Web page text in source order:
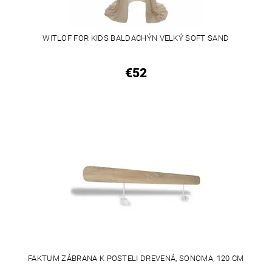
WITLOF FOR KIDS BALDACHÝN VELKÝ SOFT SAND
€52
FAKTUM ZÁBRANA K POSTELI DREVENÁ, SONOMA, 120 CM